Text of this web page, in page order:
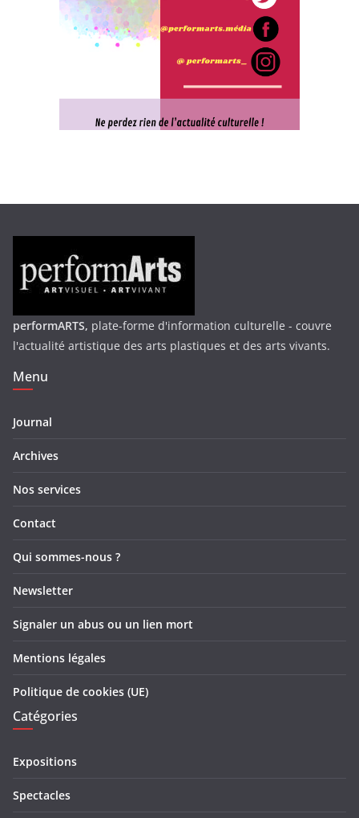
performARTS, plate-forme d'information culturelle - couvre
l'actualité artistique des arts plastiques et des arts vivants.
Menu
Journal
Archives
Nos services
Contact
Qui sommes-nous ?
Newsletter
Signaler un abus ou un lien mort
Mentions légales
Politique de cookies (UE)
Catégories
Expositions
Spectacles